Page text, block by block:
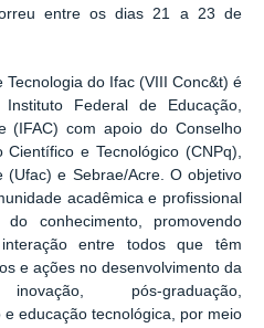
entre os dias 21 a 23 de
do Ifac (VIII Conc&t) é
Federal de Educação,
(IFAC) com apoio do Conselho
Científico e Tecnológico (CNPq),
(Ufac) e Sebrae/Acre. O objetivo
acadêmica e profissional
conhecimento, promovendo
entre todos que têm
e ações no desenvolvimento da
pós-graduação,
educação tecnológica, por meio